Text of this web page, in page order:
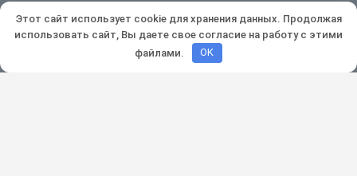
Политика конфиденциальности
Разработка и продвижение:
Этот сайт использует cookie для хранения данных. Продолжая
использовать сайт, Вы даете свое согласие на работу с этими
файлами.
OK